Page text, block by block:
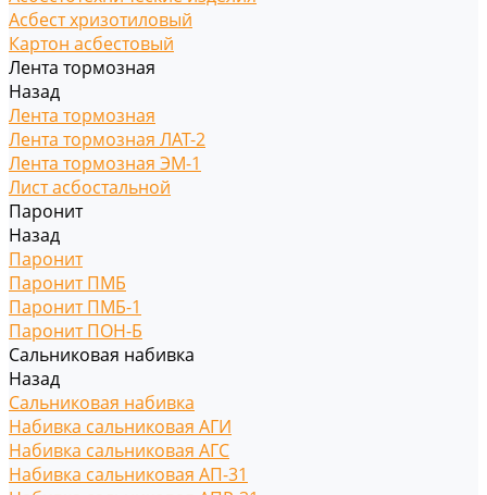
Асбест хризотиловый
Картон асбестовый
Лента тормозная
Назад
Лента тормозная
Лента тормозная ЛАТ-2
Лента тормозная ЭМ-1
Лист асбостальной
Паронит
Назад
Паронит
Паронит ПМБ
Паронит ПМБ-1
Паронит ПОН-Б
Сальниковая набивка
Назад
Сальниковая набивка
Набивка сальниковая АГИ
Набивка сальниковая АГС
Набивка сальниковая АП-31